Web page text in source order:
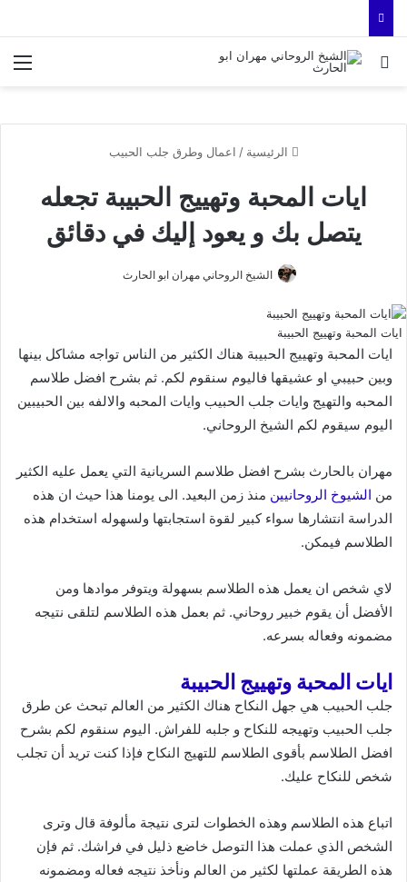
بحث عن
الرئيسية / اعمال وطرق جلب الحبيب
ايات المحبة وتهييج الحبيبة تجعله
يتصل بك و يعود إليك في دقائق
الشيخ الروحاني مهران ابو الحارث
ايات المحبة وتهييج الحبيبة
ايات المحبة وتهييج الحبيبة هناك الكثير من الناس تواجه مشاكل بينها
وبين حبيبي او عشيقها فاليوم سنقوم لكم. ثم بشرح افضل طلاسم
المحبه والتهيج وايات جلب الحبيب وايات المحبه والالفه بين الحبيبين
اليوم سيقوم لكم الشيخ الروحاني.
مهران بالحارث بشرح افضل طلاسم السريانية التي يعمل عليه الكثير
من الشيوخ الروحانيين منذ زمن البعيد. الى يومنا هذا حيث ان هذه
الدراسة انتشارها سواء كبير لقوة استجابتها ولسهوله استخدام هذه
الطلاسم فيمكن.
لاي شخص ان يعمل هذه الطلاسم بسهولة ويتوفر موادها ومن
الأفضل أن يقوم خبير روحاني. ثم بعمل هذه الطلاسم لتلقى نتيجه
مضمونه وفعاله بسرعه.
ايات المحبة وتهييج الحبيبة
جلب الحبيب هي جهل النكاح هناك الكثير من العالم تبحث عن طرق
جلب الحبيب وتهيجه للنكاح و جلبه للفراش. اليوم سنقوم لكم بشرح
افضل الطلاسم بأقوى الطلاسم للتهيج النكاح فإذا كنت تريد أن تجلب
شخص للنكاح عليك.
اتباع هذه الطلاسم وهذه الخطوات لترى نتيجة مألوفة قال وترى
الشخص الذي عملت هذا التوصل خاضع ذليل في فراشك. ثم فإن
هذه الطريقة عملتها لكثير من العالم ونأخذ نتيجه فعاله ومضمونه